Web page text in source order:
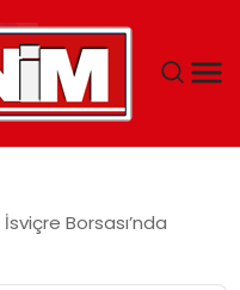
İsviçre Borsası’nda